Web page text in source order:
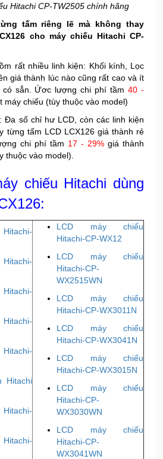
Hitachi CP-TW2505 chính hãng
tấm riêng lẽ mà không thay
cho máy chiếu Hitachi CP-
rất nhiều linh kiện: Khối kính, Lọc
giá thành lúc nào cũng rất cao và ít
có sẳn. Ứơc lượng chi phí tầm40 -
máy chiếu (tùy thuộc vào model)
Đa số chỉ hư LCD, còn các linh kiện
từng tấm LCD LCX126 giá thành rẻ
chi phí tầm 17 - 29% giá thành
thuộc vào model).
chiếu Hitachi dùng
Hitachi-
Hitachi-
Hitachi-
Hitachi-
Hitachi-
Hitachi
Hitachi-
Hitachi-
LCD máy chiếu
Hitachi-CP-WX12
LCD máy chiếu
Hitachi-CP-
WX2515WN
LCD máy chiếu
Hitachi-CP-WX3011N
LCD máy chiếu
Hitachi-CP-WX3041N
LCD máy chiếu
Hitachi-CP-WX3015N
LCD máy chiếu
Hitachi-CP-
WX3030WN
LCD máy chiếu
Hitachi-CP-
WX3041WN